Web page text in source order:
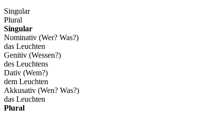
Singular
Plural
Singular
Nominativ (Wer? Was?)
das Leuchten
Genitiv (Wessen?)
des Leuchtens
Dativ (Wem?)
dem Leuchten
Akkusativ (Wen? Was?)
das Leuchten
Plural